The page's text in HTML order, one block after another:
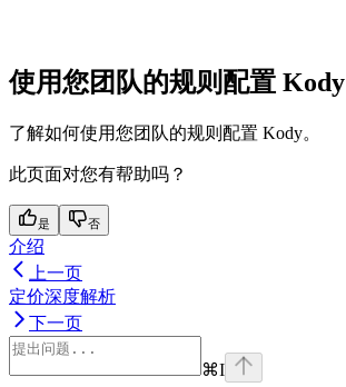
使用您团队的规则配置 Kody
了解如何使用您团队的规则配置 Kody。
此页面对您有帮助吗？
是 否
介绍
上一页
定价深度解析
下一页
⌘I